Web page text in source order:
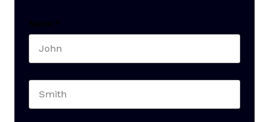
Name *